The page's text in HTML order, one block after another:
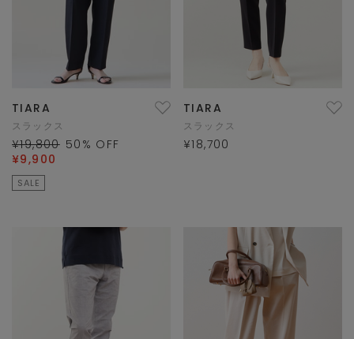
TIARA
スラックス
¥19,800 50 % OFF
¥9,900
SALE
TIARA
スラックス
¥18,700